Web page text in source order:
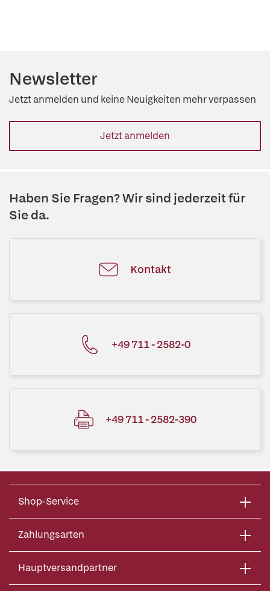
Newsletter
Jetzt anmelden und keine Neuigkeiten mehr verpassen
Jetzt anmelden
Haben Sie Fragen? Wir sind jederzeit für
Sie da.
Kontakt
+49 711 - 2582-0
+49 711 - 2582-390
Shop-Service
Zahlungsarten
Hauptversandpartner